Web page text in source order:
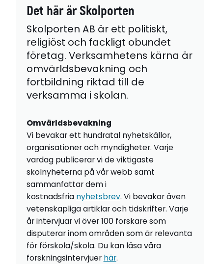
Det här är Skolporten
Skolporten AB är ett politiskt,
religiöst och fackligt obundet
företag. Verksamhetens kärna är
omvärldsbevakning och
fortbildning riktad till de
verksamma i skolan.
Omvärldsbevakning
Vi bevakar ett hundratal nyhetskällor,
organisationer och myndigheter. Varje
vardag publicerar vi de viktigaste
skolnyheterna på vår webb samt
sammanfattar dem i
kostnadsfria nyhetsbrev. Vi bevakar även
vetenskapliga artiklar och tidskrifter. Varje
år intervjuar vi över 100 forskare som
disputerar inom områden som är relevanta
för förskola/skola. Du kan läsa våra
forskningsintervjuer här.